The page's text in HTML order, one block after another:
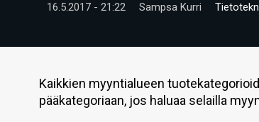
16.5.2017 - 21:22 Sampsa Kurri
Kaikkien myyntialueen
pääkategoriaan, jos haluaa selailla